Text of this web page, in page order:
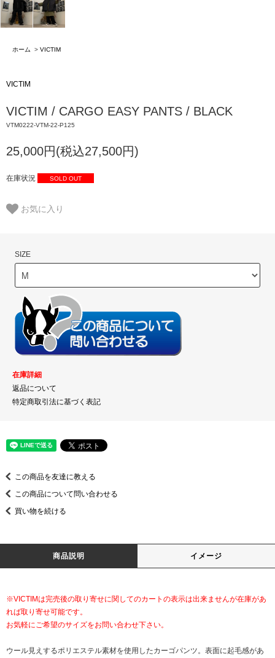
ホーム > VICTIM
VICTIM
VICTIM / CARGO EASY PANTS / BLACK
VTM0222-VTM-22-P125
25,000円(税込27,500円)
在庫状況 SOLD OUT
お気に入り
SIZE
在庫詳細
返品について
特定商取引法に基づく表記
この商品を友達に教える
この商品について問い合わせる
買い物を続ける
商品説明 イメージ
※VICTIMは完売後の取り寄せに関してのカートの表示は出来ませんが在庫があ
れば取り寄せ可能です。
お気軽にご希望のサイズをお問い合わせ下さい。
ウール見えするポリエステル素材を使用したカーゴパンツ。表面に起毛感があ